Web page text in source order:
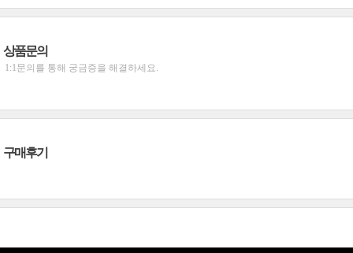
상품문의
1:1문의를 통해 궁금증을 해결하세요.
구매후기